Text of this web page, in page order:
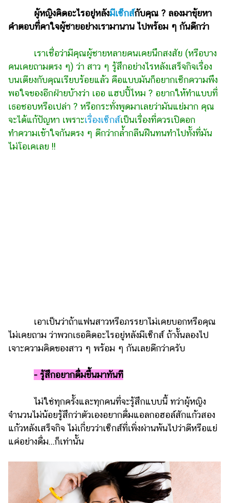
ไลฟ์
ไตล์
วง
ผู้
หญิง
ผู้ชาย
สุขภาพ
ตกแต่ง
มือ
ราคา
ราคา
น้ำมัน
วา
ไร
แต่งงาน
ผู้หญิงคิดอะไรอยู่หลังมีเซ็กส์กับคุณ ? ลองมาขุ้ยหา
คำตอบที่คาใจผู้ชายอย่างเรามานาน ไปพร้อม ๆ กันดีกว่า
เราเชื่อว่ามีคุณผู้ชายหลายคนเคยนึกสงสัย (หรือบาง
คนเคยถามตรง ๆ) ว่า สาว ๆ รู้สึกอย่างไรหลังเสร็จกิจเรื่อง
บนเตียงกับคุณเรียบร้อยแล้ว คือแบบมันก็อยากเช็กความพึง
พอใจของอีกฝ่ายบ้างว่า เออ แฮปปี้ไหม ? อยากให้ทำแบบที่
เธอชอบหรือเปล่า ? หรือกระทั่งพูดมาเลยว่ามันแย่มาก คุณ
จะได้แก้ปัญหา เพราะเรื่องเซ็กส์เป็นเรื่องที่ควรเปิดอก
ทำความเข้าใจกันตรง ๆ ดีกว่ากล้ำกลืนฝืนทนทำไปทั้งที่มัน
ไม่โอเคเลย !!
เอาเป็นว่าถ้าแฟนสาวหรือภรรยาไม่เคยบอกหรือคุณ
ไม่เคยถาม ว่าพวกเธอคิดอะไรอยู่หลังมีเซ็กส์ ถ้างั้นลองไป
เจาะความคิดของสาว ๆ พร้อม ๆ กันเลยดีกว่าครับ
- รู้สึกอยากดื่มขึ้นมาทันที
ไม่ใช่ทุกครั้งและทุกคนที่จะรู้สึกแบบนี้ ทว่าผู้หญิง
จำนวนไม่น้อยรู้สึกว่าตัวเองอยากดื่มแอลกอฮอล์สักแก้วสอง
แก้วหลังเสร็จกิจ ไม่เกี่ยวว่าเซ็กส์ที่เพิ่งผ่านพ้นไปว่าดีหรือแย่
แค่อย่างดื่ม...ก็เท่านั้น